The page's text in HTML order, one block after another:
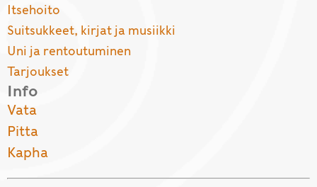
Itsehoito
Suitsukkeet, kirjat ja musiikki
Uni ja rentoutuminen
Tarjoukset
Info
Vata
Pitta
Kapha